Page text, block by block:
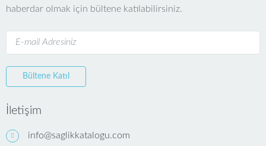
haberdar olmak için bültene katılabilirsiniz.
Bültene Katıl
İletişim
info@saglikkatalogu.com